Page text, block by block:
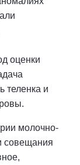
оценки
теленка и
молочно-
совещания